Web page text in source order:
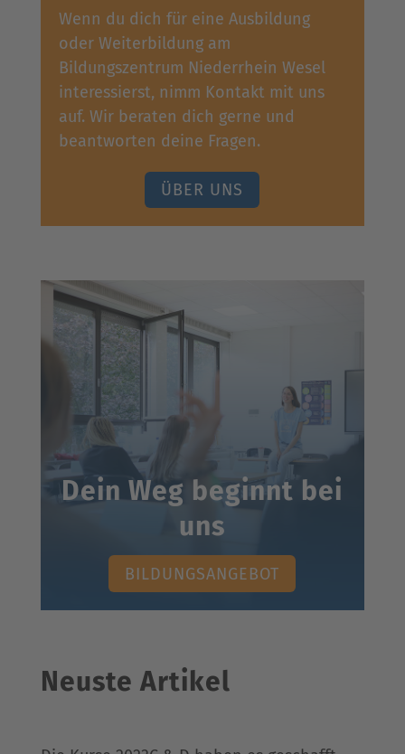
Wenn du dich für eine Ausbildung
oder Weiterbildung am
Bildungszentrum Niederrhein Wesel
interessierst, nimm Kontakt mit uns
auf. Wir beraten dich gerne und
beantworten deine Fragen.
ÜBER UNS
Dein Weg beginnt bei
uns
BILDUNGSANGEBOT
Neuste Artikel